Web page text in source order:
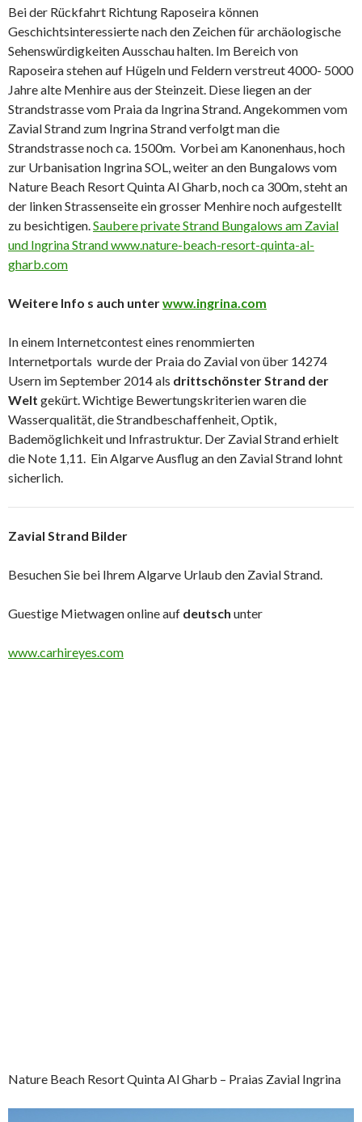
Bei der Rückfahrt Richtung Raposeira können
Geschichtsinteressierte nach den Zeichen für archäologische
Sehenswürdigkeiten Ausschau halten. Im Bereich von
Raposeira stehen auf Hügeln und Feldern verstreut 4000- 5000
Jahre alte Menhire aus der Steinzeit. Diese liegen an der
Strandstrasse vom Praia da Ingrina Strand. Angekommen vom
Zavial Strand zum Ingrina Strand verfolgt man die
Strandstrasse noch ca. 1500m. Vorbei am Kanonenhaus, hoch
zur Urbanisation Ingrina SOL, weiter an den Bungalows vom
Nature Beach Resort Quinta Al Gharb, noch ca 300m, steht an
der linken Strassenseite ein grosser Menhire noch aufgestellt
zu besichtigen.Saubere private Strand Bungalows am Zavial
und Ingrina Strand www.nature-beach-resort-quinta-al-
gharb.com
Weitere Info s auch unterwww.ingrina.com
In einem Internetcontest eines renommierten
Internetportals wurde der Praia do Zavial von über 14274
Usern im September 2014 als drittschönster Strand der
Welt gekürt. Wichtige Bewertungskriterien waren die
Wasserqualität, die Strandbeschaffenheit, Optik,
Bademöglichkeit und Infrastruktur. Der Zavial Strand erhielt
die Note 1,11. Ein Algarve Ausflug an den Zavial Strand lohnt
sicherlich.
Zavial Strand Bilder
Besuchen Sie bei Ihrem Algarve Urlaub den Zavial Strand.
Guestige Mietwagen online auf deutsch unter
www.carhireyes.com
Nature Beach Resort Quinta Al Gharb – Praias Zavial Ingrina